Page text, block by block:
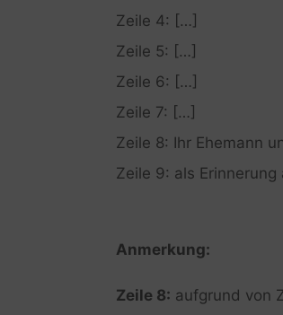
Zeile 4: […]
Zeile 5: […]
Zeile 6: […]
Zeile 7: […]
Zeile 8: Ihr Ehemann
Zeile 9: als Erinnerung
Anmerkung:
Zeile 8: aufgrund von